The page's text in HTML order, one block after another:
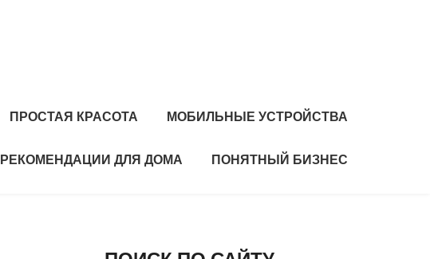
ПРОСТАЯ КРАСОТА МОБИЛЬНЫЕ УСТРОЙСТВА
РЕКОМЕНДАЦИИ ДЛЯ ДОМА ПОНЯТНЫЙ БИЗНЕС